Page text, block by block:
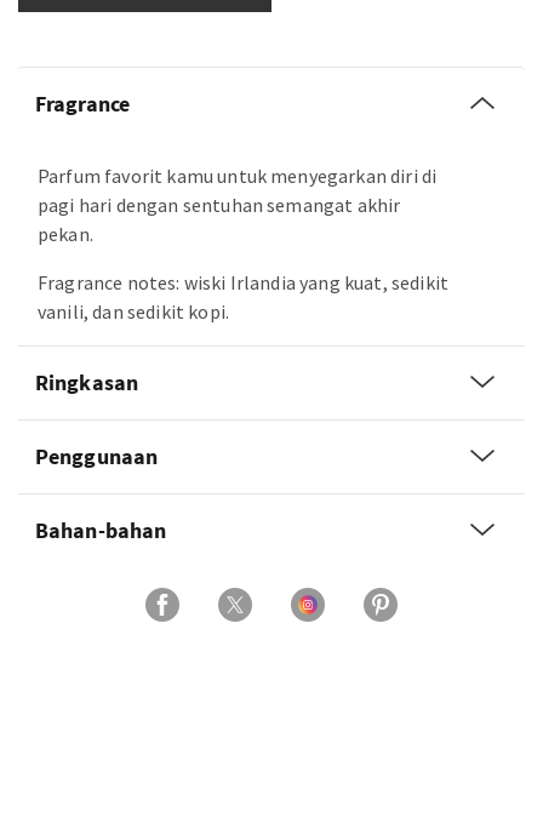
Fragrance
Parfum favorit kamu untuk menyegarkan diri di
pagi hari dengan sentuhan semangat akhir
pekan.
Fragrance notes: wiski Irlandia yang kuat, sedikit
vanili, dan sedikit kopi.
Ringkasan
Penggunaan
Bahan-bahan